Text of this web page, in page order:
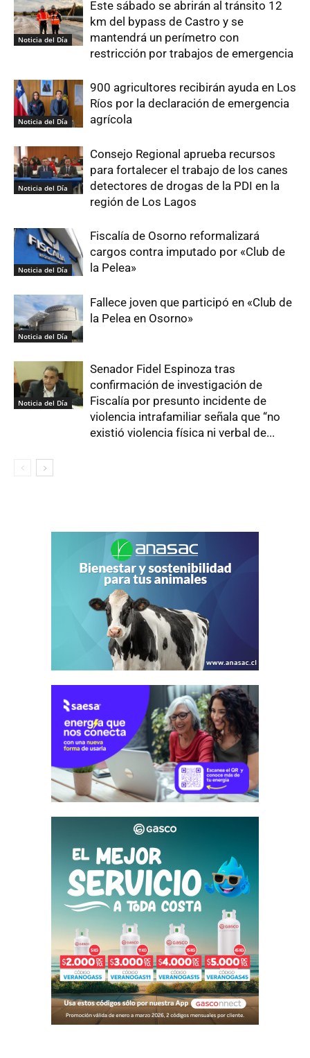
Noticia del Día
Este sábado se abrirán al tránsito 12
km del bypass de Castro y se
mantendrá un perímetro con
restricción por trabajos de emergencia
Noticia del Día
900 agricultores recibirán ayuda en Los
Ríos por la declaración de emergencia
agrícola
Noticia del Día
Consejo Regional aprueba recursos
para fortalecer el trabajo de los canes
detectores de drogas de la PDI en la
región de Los Lagos
Noticia del Día
Fiscalía de Osorno reformalizará
cargos contra imputado por «Club de
la Pelea»
Noticia del Día
Fallece joven que participó en «Club de
la Pelea en Osorno»
Noticia del Día
Senador Fidel Espinoza tras
confirmación de investigación de
Fiscalía por presunto incidente de
violencia intrafamiliar señala que “no
existió violencia física ni verbal de...